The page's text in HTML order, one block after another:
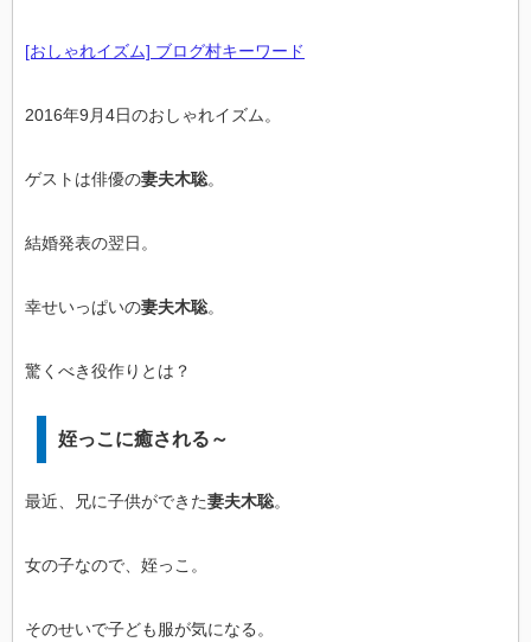
[おしゃれイズム] ブログ村キーワード
2016年9月4日のおしゃれイズム。
ゲストは俳優の妻夫木聡。
結婚発表の翌日。
幸せいっぱいの妻夫木聡。
驚くべき役作りとは？
姪っこに癒される～
最近、兄に子供ができた妻夫木聡。
女の子なので、姪っこ。
そのせいで子ども服が気になる。